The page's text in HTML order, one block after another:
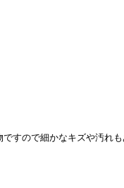
すので細かなキズや汚れも